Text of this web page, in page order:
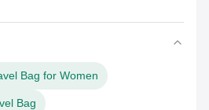
Bag for Women
Bag